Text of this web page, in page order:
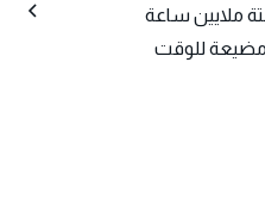
ملايين ساعة
مضيعة للوقت